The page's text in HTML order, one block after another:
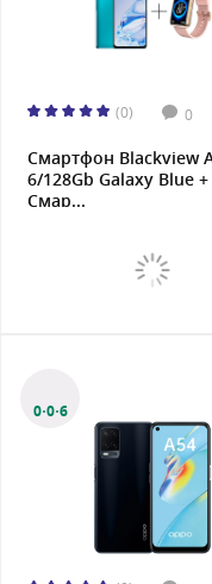
(0) 0
Смартфон Blackview
6/128Gb Galaxy Blue +
Смар...
0·0·6